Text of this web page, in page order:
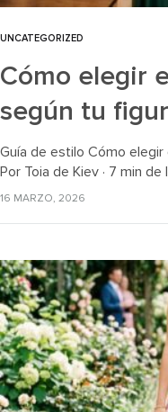
UNCATEGORIZED
Cómo elegir
según tu
Guía de estilo Cómo
Por Toia de Kiev · 7 min
lucir bien —hay looks…
16 MARZO, 2026